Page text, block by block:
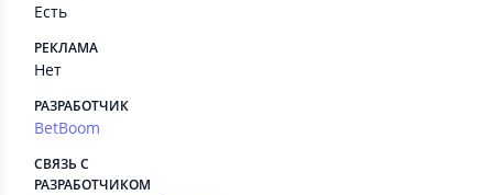
Есть
РЕКЛАМА
Нет
РАЗРАБОТЧИК
BetBoom
СВЯЗЬ С
РАЗРАБОТЧИКОМ